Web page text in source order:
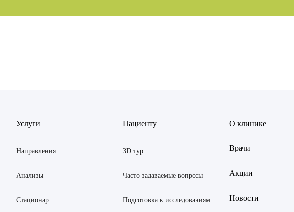
Услуги
Направления
Анализы
Стационар
Пациенту
3D тур
Часто задаваемые вопросы
Подготовка к исследованиям
О клинике
Врачи
Акции
Новости
Бурмистров Аркадий Валерьевич
ОТПРАВИТЬ Я даю согласие на обработку персональных данных